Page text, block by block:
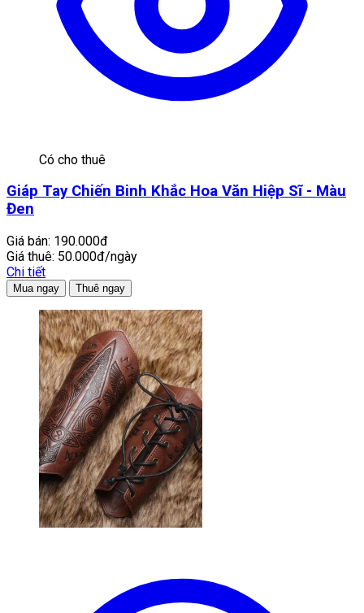
Có cho thuê
Giáp Tay Chiến Binh Khắc Hoa Văn Hiệp Sĩ - Màu
Đen
Giá bán: 190.000đ
Giá thuê: 50.000đ/ngày
Chi tiết
Mua ngay Thuê ngay